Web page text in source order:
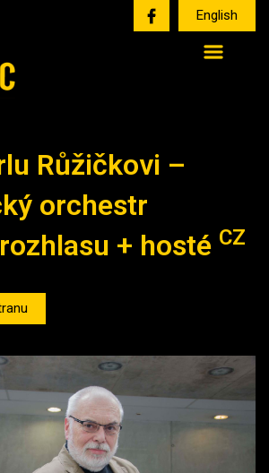
English
Růžičkovi –
orchestr
+ hosté CZ